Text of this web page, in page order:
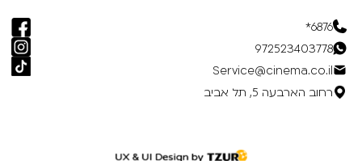
6876*
972523403778
Service@cinema.co.il
רחוב הארבעה 5, תל אביב